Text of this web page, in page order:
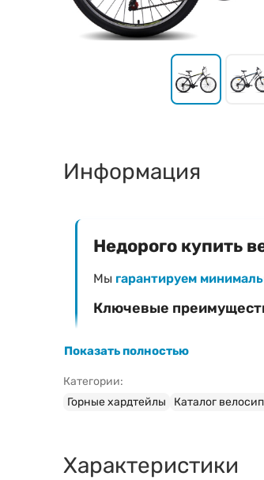
Информация
Недорого купить
Мы гарантируем
Ключевые
Затрудняетесь с
Показать полностью
Категории:
Горные хардтейлы
Каталог
Характеристики